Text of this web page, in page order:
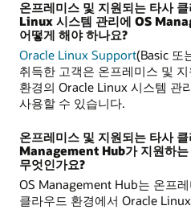
온프레미스 및 지원되는 타사
Linux 시스템 관리에 OS
어떻게 해야 하나요?
Oracle Linux Support(Basic 또
취득한 고객은 온프레미스 및
환경의 Oracle Linux 시스템 관
사용할 수 있습니다.
온프레미스 및 지원되는 타사
Management Hub가 지원하
무엇인가요?
OS Management Hub는 온프
클라우드 환경에서 Oracle